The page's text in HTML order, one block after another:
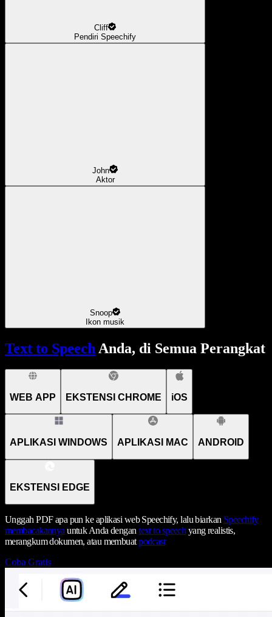
Cliff
Pendiri Speechify
John
Aktor
Snoop
Ikon musik
Text to SpeechAnda, di Semua Perangkat
WEB APP EKSTENSI CHROME iOS
APLIKASI WINDOWS APLIKASI MAC ANDROID
EKSTENSI EDGE
Unggah PDF apa pun ke aplikasi web Speechify, lalu biarkan Speechify
membacakannya untuk Anda dengantext to speech yang realistis,
merangkum dokumen, atau membuatpodcast
Coba Gratis